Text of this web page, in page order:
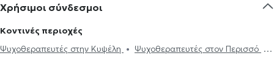
Χρήσιμοι σύνδεσμοι
Κοντινές περιοχές
Ψυχοθεραπευτές στην Κυψέλη
Ψυχοθεραπευτές στον Περισσό